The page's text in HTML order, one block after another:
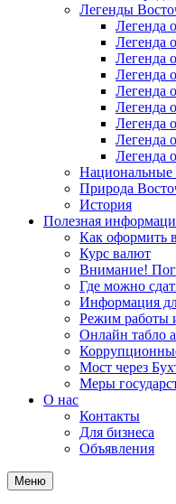
Легенды
Легенда
Легенда
Легенда
Легенда
Легенда
Легенда
Легенда
Легенда
Легенда
Национальные
Природа
История
Полезная
Как оформить
Курс валют
Внимание!
Где можно
Информация
Режим работы
Онлайн табло
Мост через
Меры
О нас
Контакты
Для бизнеса
Объявления
Меню